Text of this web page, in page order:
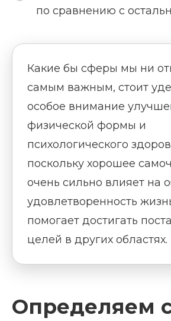
по сравнению с
Какие бы сферы мы ни
самым важным, стоит
особое внимание
физической формы и
психологического
поскольку хорошее
очень сильно влияет на
удовлетворенность
помогает достигать
целей в других областях.
Определяем